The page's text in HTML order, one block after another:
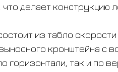
делает конструкцию
из табло
кронштейна с
горизонтали, так и по